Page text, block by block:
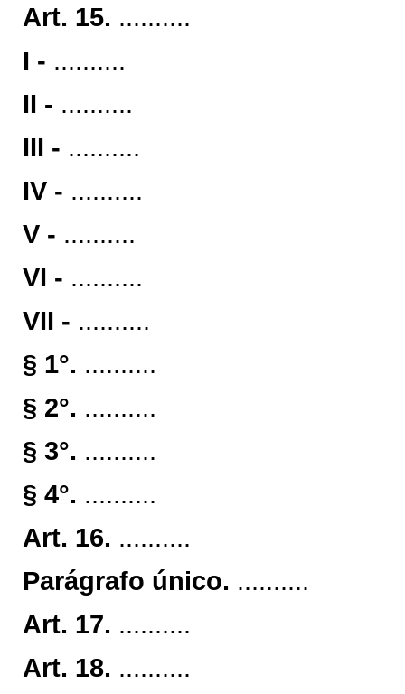
Art. 15. ..........
I - ..........
II - ..........
III - ..........
IV - ..........
V - ..........
VI - ..........
VII - ..........
§ 1°. ..........
§ 2°. ..........
§ 3°. ..........
§ 4°. ..........
Art. 16. ..........
Parágrafo único. ..........
Art. 17. ..........
Art. 18. ..........